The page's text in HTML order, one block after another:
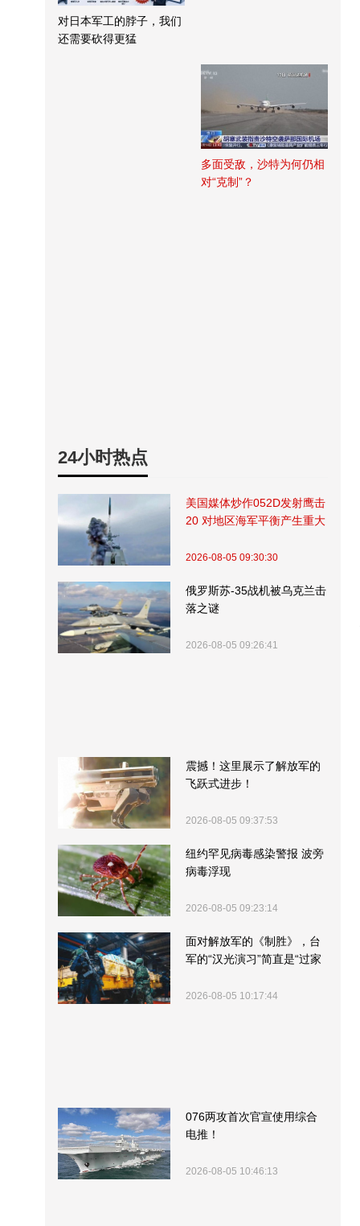
对日本军工的脖子，我们
还需要砍得更猛
多面受敌，沙特为何仍相
对“克制”？
24小时热点
美国媒体炒作052D发射鹰击
20 对地区海军平衡产生重大
2026-08-05 09:30:30
俄罗斯苏-35战机被乌克兰击
落之谜
2026-08-05 09:26:41
震撼！这里展示了解放军的
飞跃式进步！
2026-08-05 09:37:53
纽约罕见病毒感染警报 波旁
病毒浮现
2026-08-05 09:23:14
面对解放军的《制胜》，台
军的“汉光演习”简直是“过家
2026-08-05 10:17:44
076两攻首次官宣使用综合
电推！
2026-08-05 10:46:13